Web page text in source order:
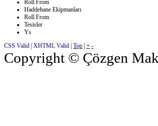
Roll From
Haddehane Ekipmanları
Roll From
Tesisler
Ys
CSS Valid | XHTML Valid | Top + -
Copyright © Çözgen